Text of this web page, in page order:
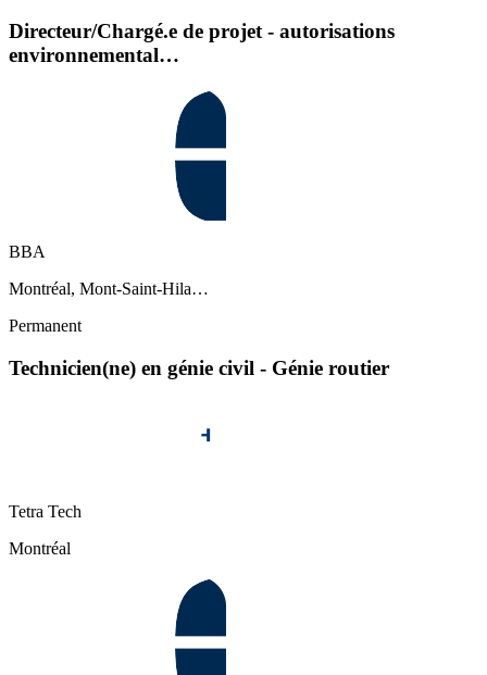
Directeur/Chargé.e de projet - autorisations
environnemental…
BBA
Montréal, Mont-Saint-Hila…
Permanent
Technicien(ne) en génie civil - Génie routier
Tetra Tech
Montréal